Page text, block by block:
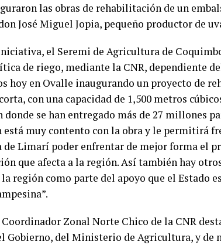
las obras de rehabilitación de un
José Miguel Jopia, pequeño productor de
el Seremi de Agricultura de
de riego, mediante la CNR, dependiente
hoy en Ovalle inaugurando un proyecto de
con una capacidad de 1,500 metros
donde se han entregado más de 27 millones
está muy contento con la obra y le permitirá
Limarí poder enfrentar de mejor forma el
que afecta a la región. Así también hay
la región como parte del apoyo que el Estado
Zonal Norte Chico de la CNR
Gobierno, del Ministerio de Agricultura, y de